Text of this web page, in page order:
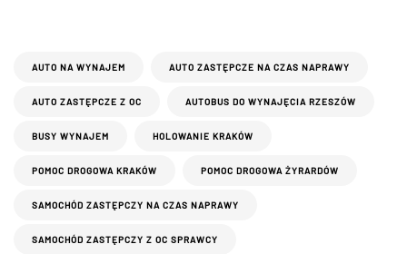
AUTO NA WYNAJEM AUTO ZASTĘPCZE NA CZAS NAPRAWY
AUTO ZASTĘPCZE Z OC AUTOBUS DO WYNAJĘCIA RZESZÓW
BUSY WYNAJEM HOLOWANIE KRAKÓW
POMOC DROGOWA KRAKÓW POMOC DROGOWA ŻYRARDÓW
SAMOCHÓD ZASTĘPCZY NA CZAS NAPRAWY
SAMOCHÓD ZASTĘPCZY Z OC SPRAWCY